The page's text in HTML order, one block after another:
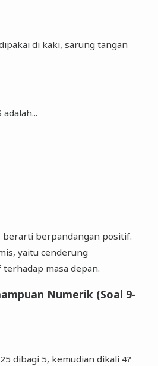
di kaki, sarung tangan
berpandangan positif.
yaitu cenderung
masa depan.
Numerik (Soal 9-
dibagi 5, kemudian dikali 4?